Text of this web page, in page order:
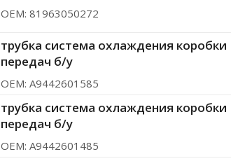
ОЕМ: 81963050272
трубка система охлаждения коробки
передач б/у
ОЕМ: A9442601585
трубка система охлаждения коробки
передач б/у
ОЕМ: A9442601485